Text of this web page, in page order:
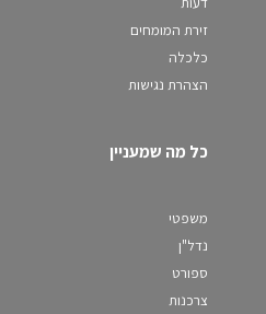
זירת המומחים
כלכלה
הצהרת נגישות
כל מה שמעניין
משפטי
נדל"ן
ספורט
צרכנות